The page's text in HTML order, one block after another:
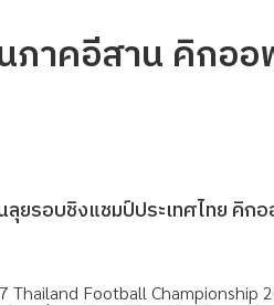
ภาคอีสาน คิกอ
ยรอบชิงแชมป์ประเทศไทย คิก
Thailand Football Championship